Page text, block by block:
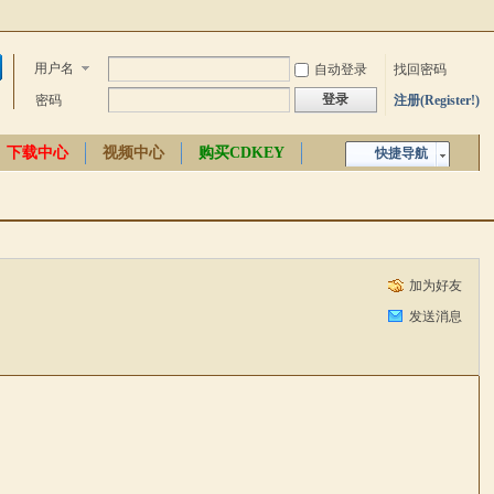
用户名 自动登录
找回密码
密码
登录 注册(Register!)
快捷导航
下载中心 视频中心
购买CDKEY
加为好友
发送消息